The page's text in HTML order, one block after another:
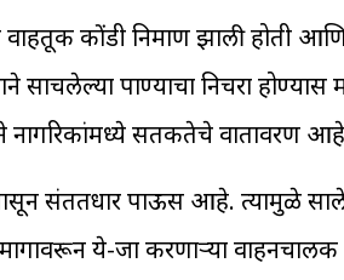
वाहतूक कोंडी निर्माण झाली होती
साचलेल्या पाण्याचा निचरा
नागरिकांमध्ये सतर्कतेचे वातावरण
संततधार पाऊस आहे. त्यामुळे
ये-जा करणाऱ्या